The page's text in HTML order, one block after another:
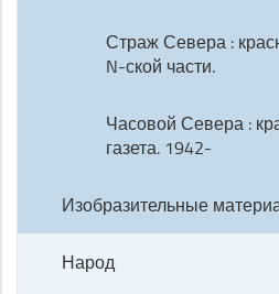
Страж Севера :
N-ской части.
Часовой Севера :
газета. 1942-
Изобразительные
Народ